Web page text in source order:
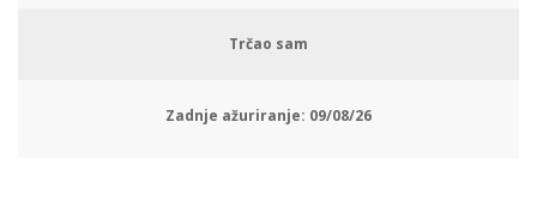
Trčao sam
Zadnje ažuriranje: 09/08/26